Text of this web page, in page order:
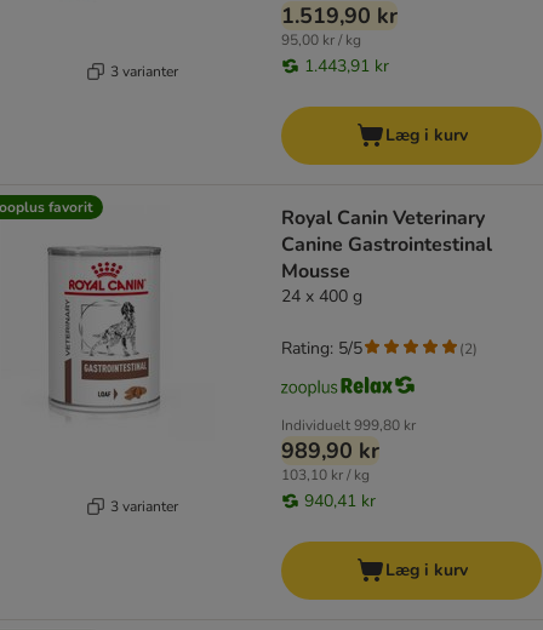
3 varianter
1.519,90 kr
95,00 kr / kg
1.443,91 kr
Læg i kurv
favorit
3 varianter
Royal Canin Veterinary
Canine Gastrointestinal
Mousse
24 x 400 g
Individuelt999,80 kr
989,90 kr
103,10 kr / kg
940,41 kr
Rating: 5/5 (2)
Læg i kurv